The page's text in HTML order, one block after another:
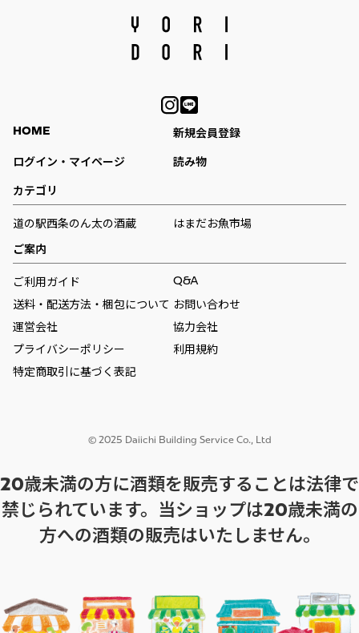
HOME 新規会員登録
ログイン・マイページ 読み物
カテゴリ
道の駅西条のん太の酒蔵 はまだお魚市場
ご案内
ご利用ガイド
Q&A
送料・配送方法・梱包について お問い合わせ
運営会社
協力会社
プライバシーポリシー
利用規約
特定商取引に基づく表記
© 2025 Daiichi Building Service Co., Ltd
20歳未満の方に酒類を販売することは法律で
禁じられています。当ショップは20歳未満の
方への酒類の販売はいたしません。